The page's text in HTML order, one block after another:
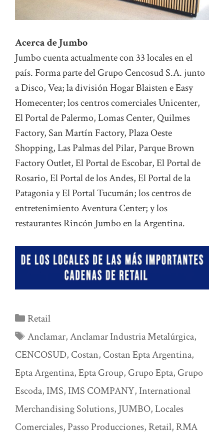
Acerca de Jumbo
Jumbo cuenta actualmente con 33 locales en el
país. Forma parte del Grupo Cencosud S.A. junto
a Disco, Vea; la división Hogar Blaisten e Easy
Homecenter; los centros comerciales Unicenter,
El Portal de Palermo, Lomas Center, Quilmes
Factory, San Martín Factory, Plaza Oeste
Shopping, Las Palmas del Pilar, Parque Brown
Factory Outlet, El Portal de Escobar, El Portal de
Rosario, El Portal de los Andes, El Portal de la
Patagonia y El Portal Tucumán; los centros de
entretenimiento Aventura Center; y los
restaurantes Rincón Jumbo en la Argentina.
Categorías
Retail
Etiquetas
Anclamar,Anclamar Industria Metalúrgica,
CENCOSUD, Costan, Costan Epta Argentina,
Epta Argentina,Epta Group, Grupo Epta, Grupo
Escoda, IMS, IMS COMPANY, International
Merchandising Solutions, JUMBO,Locales
Comerciales, Passo Producciones, Retail, RMA